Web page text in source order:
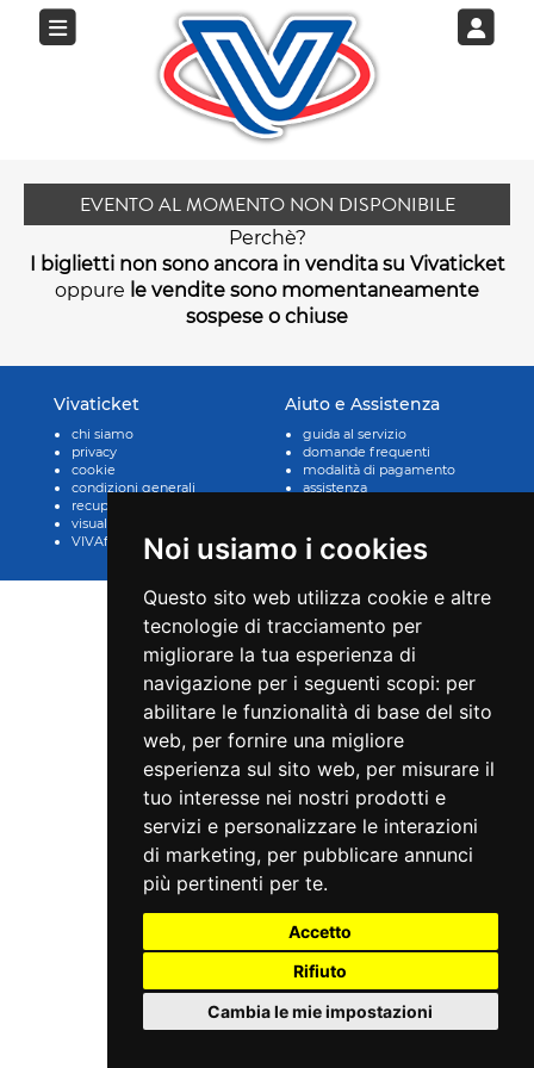
Noi usiamo i cookies
Questo sito web utilizza cookie e altre
tecnologie di tracciamento per
migliorare la tua esperienza di
navigazione per i seguenti scopi: per
abilitare le funzionalità di base del sito
web, per fornire una migliore
esperienza sul sito web, per misurare il
tuo interesse nei nostri prodotti e
servizi e personalizzare le interazioni
di marketing, per pubblicare annunci
più pertinenti per te.
Accetto
Rifiuto
Cambia le mie impostazioni
EVENTO AL MOMENTO NON DISPONIBILE
Perchè?
I biglietti non sono ancora in vendita su Vivaticket
oppure le vendite sono momentaneamente
sospese o chiuse
Vivaticket
chi siamo
privacy
cookie
condizioni generali
recupero prenotazioni
visualizza ricevuta
VIVAforVoucher
Aiuto e Assistenza
guida al servizio
domande frequenti
modalità di pagamento
assistenza
scelta spettacoli in
abbonamento